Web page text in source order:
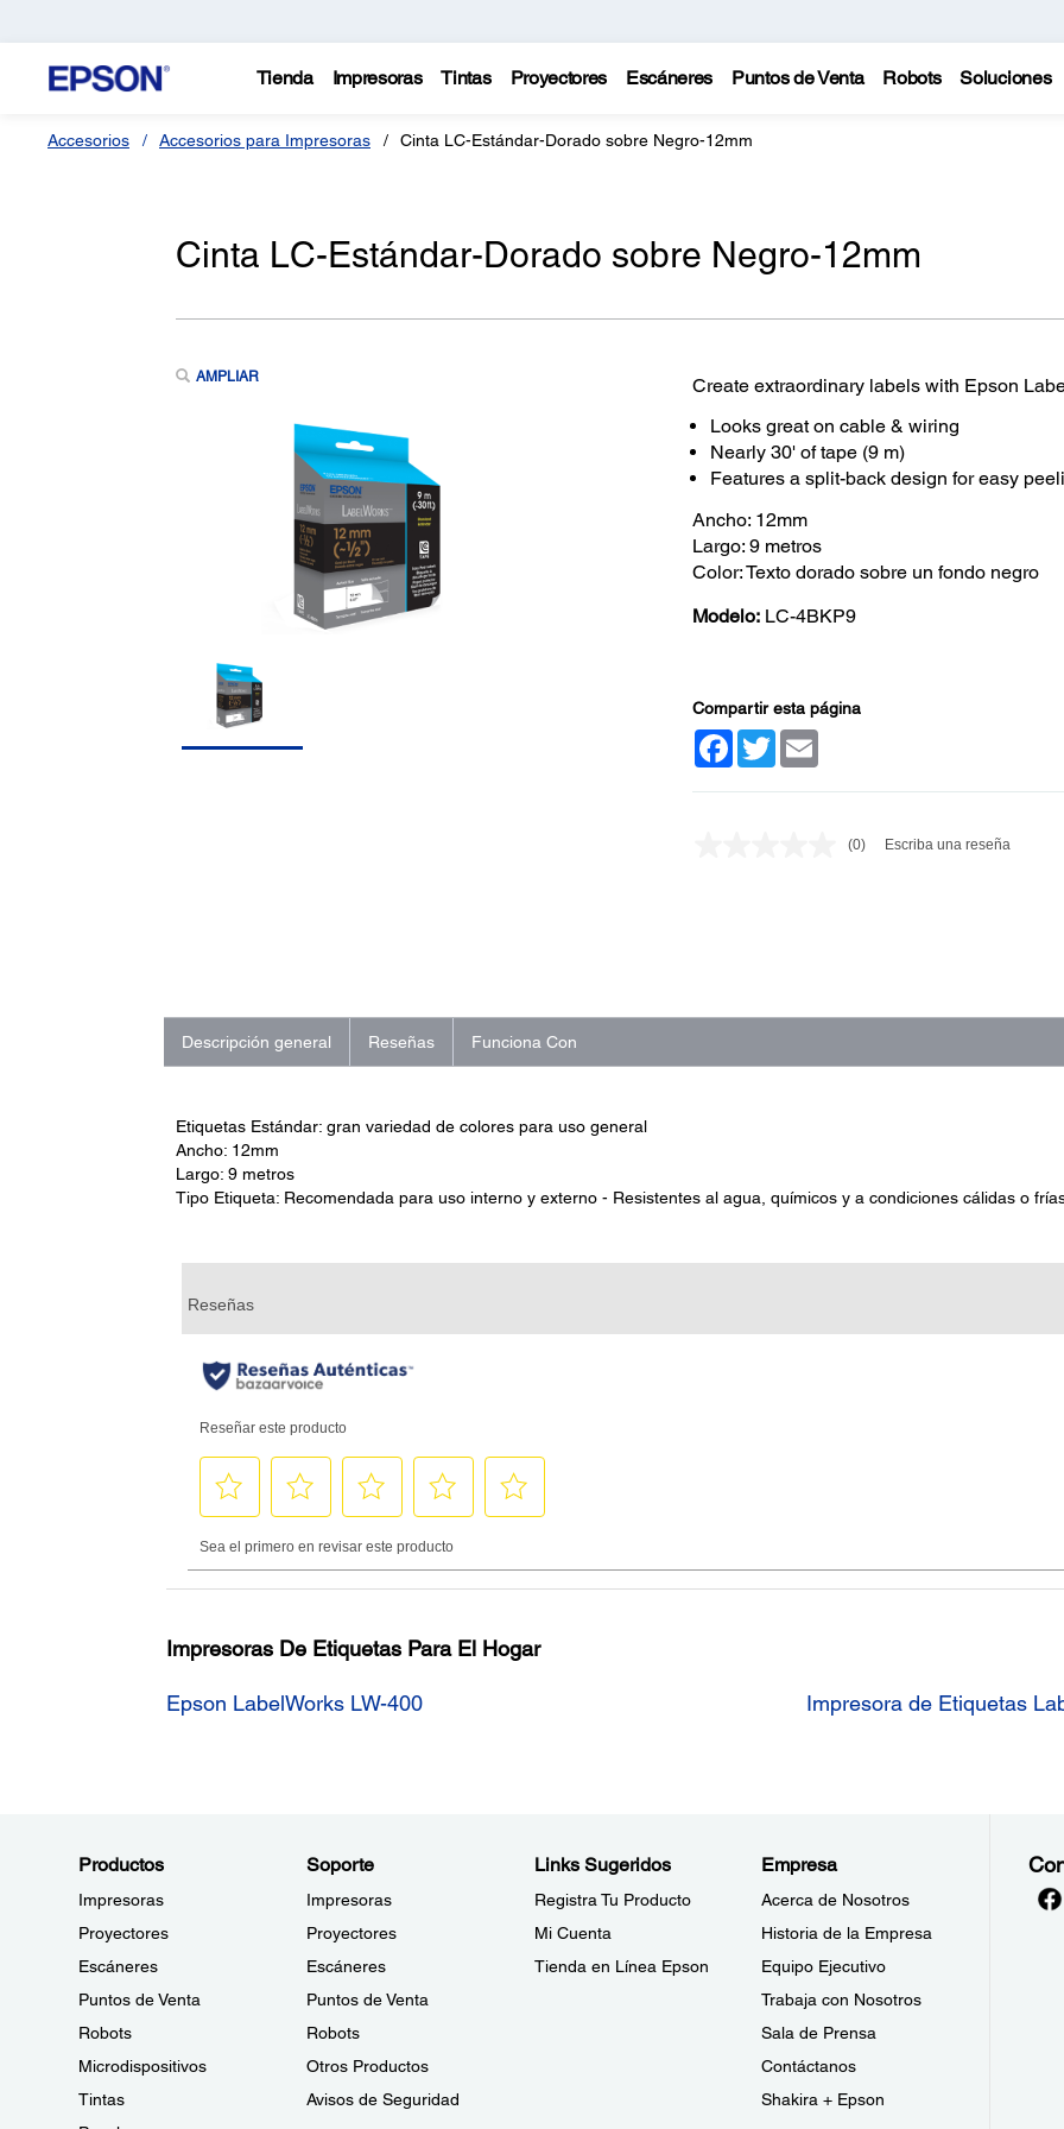
Tienda Impresoras Tintas Proyectores Escáneres Puntos de Venta Robots Soluciones
Accesorios Accesorios para Impresoras Cinta LC-Estándar-Dorado sobre Negro-12mm
Cinta LC-Estándar-Dorado sobre Negro-12mm
AMPLIAR
Create extraordinary labels with Epson
Looks great on cable & wiring
Nearly 30' of tape (9 m)
Features a split-back design for easy
Ancho: 12mm
Largo: 9 metros
Color: Texto dorado sobre un fondo negro
Modelo: LC-4BKP9
Compartir esta página
Facebook
TwitterEmail
Sin
(0) Escriba una reseña
Descripción general Reseñas Funciona Con
Etiquetas Estándar: gran variedad de colores para uso general
Ancho: 12mm
Largo: 9 metros
Tipo Etiqueta: Recomendada para uso interno y externo - Resistentes al agua, químicos y a condiciones cálidas o
Impresoras De Etiquetas Para El Hogar
Epson LabelWorks LW-400 Impresora de Etiquetas
Productos
Impresoras
Proyectores
Escáneres
Puntos de Venta
Robots
Microdispositivos
Tintas
Soporte
Impresoras
Proyectores
Escáneres
Puntos de Venta
Robots
Otros Productos
Avisos de Seguridad
Links Sugeridos
Registra Tu Producto
Mi Cuenta
Tienda en Línea Epson
Empresa
Acerca de Nosotros
Historia de la Empresa
Equipo Ejecutivo
Trabaja con Nosotros
Sala de Prensa
Contáctanos
Shakira + Epson